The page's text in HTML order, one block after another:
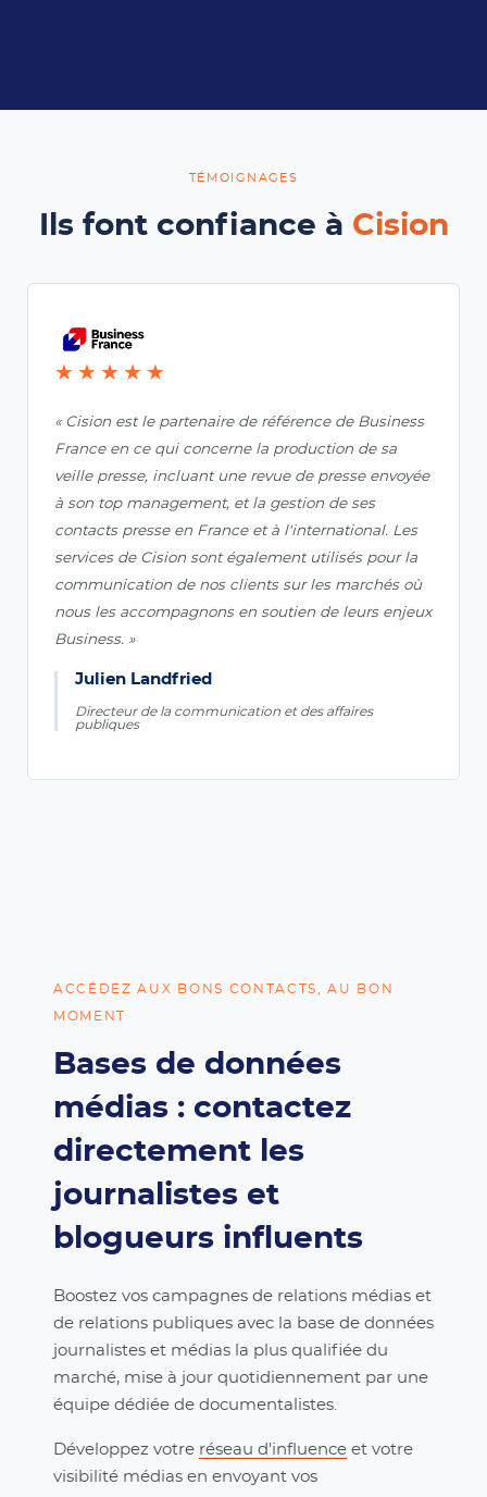
TÉMOIGNAGES
Ils font confiance à Cision
★★★★★
« Cision est le partenaire de référence de Business
France en ce qui concerne la production de sa
veille presse, incluant une revue de presse envoyée
à son top management, et la gestion de ses
contacts presse en France et à l'international. Les
services de Cision sont également utilisés pour la
communication de nos clients sur les marchés où
nous les accompagnons en soutien de leurs enjeux
Business. »
Julien Landfried
Directeur de la communication et des affaires
publiques
ACCÉDEZ AUX BONS CONTACTS, AU BON
MOMENT
Bases de données
médias : contactez
directement les
journalistes et
blogueurs influents
Boostez vos campagnes de relations médias et
de relations publiques avec la base de données
journalistes et médias la plus qualifiée du
marché, mise à jour quotidiennement par une
équipe dédiée de documentalistes.
Développez votre réseau d'influence et votre
visibilité médias en envoyant vos